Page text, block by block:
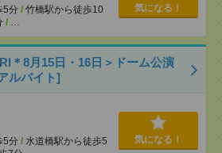
5分 / 竹橋駅から徒歩10
/ …
気になる！
＊8月15日・16日＞ドーム公演
ルバイト]
5分 / 水道橋駅から徒歩5
気になる！